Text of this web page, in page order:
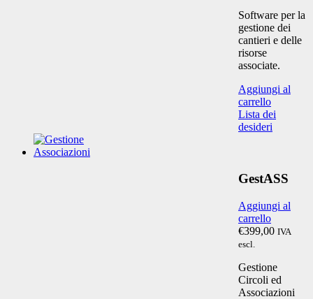
Software per la
gestione dei
cantieri e delle
risorse
associate.
Aggiungi al
carrello
Lista dei
desideri
GestASS
Aggiungi al
carrello
€399,00 IVA
escl.
Gestione
Circoli ed
Associazioni